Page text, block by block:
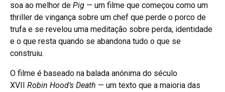
soa ao melhor de Pig — um filme que começou como um
thriller de vingança sobre um chef que perde o porco de
trufa e se revelou uma meditação sobre perda, identidade
e o que resta quando se abandona tudo o que se
construiu.
O filme é baseado na balada anónima do século
XVII Robin Hood’s Death — um texto que a maioria das